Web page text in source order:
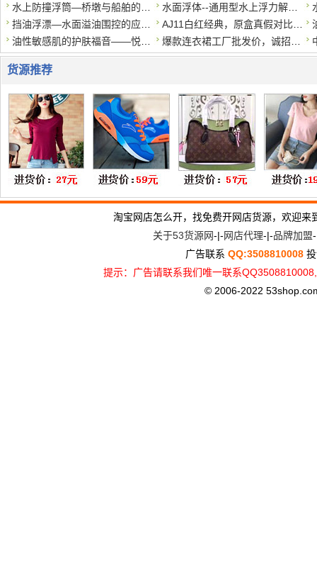
货源推荐
淘宝网店怎么开，找免费开网店货源，欢迎
关于53货源网-|-网店代理-|-品牌加盟
广告联系 QQ:3508810008
提示：广告请联系我们唯一联系
© 2006-2022